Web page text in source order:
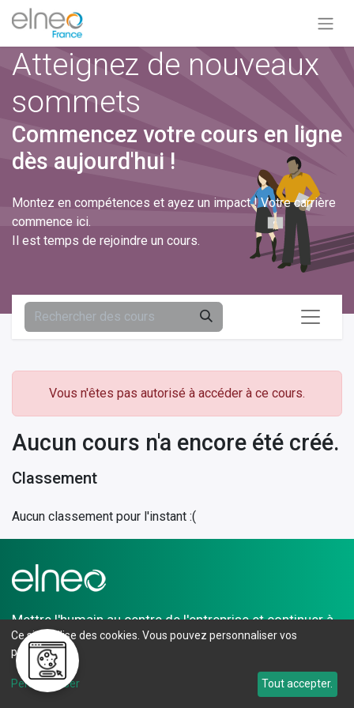
Atteignez de nouveaux
sommets
Commencez votre cours en ligne
dès aujourd'hui !
Montez en compétences et ayez un impact ! Votre carrière
commence ici.
Il est temps de rejoindre un cours.
Classement
Aucun classement pour l'instant :(
Vous n'êtes pas autorisé à accéder à ce cours.
Aucun cours n'a encore été créé.
Mettre l'humain au centre de l'entreprise et continuer à
la faire prospérer. C'est le défi auquel Elneo s'attache
depuis 2004.
Ce site utilise des cookies. Vous pouvez personnaliser vos
préférences.
Personnaliser Tout accepter.